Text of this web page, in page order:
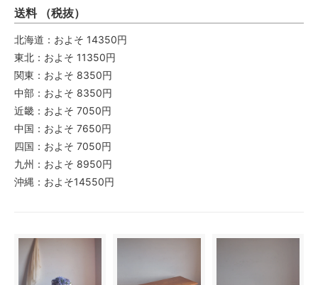
送料 （税抜）
北海道：およそ 14350円
東北：およそ 11350円
関東：およそ 8350円
中部：およそ 8350円
近畿：およそ 7050円
中国：およそ 7650円
四国：およそ 7050円
九州：およそ 8950円
沖縄：およそ14550円